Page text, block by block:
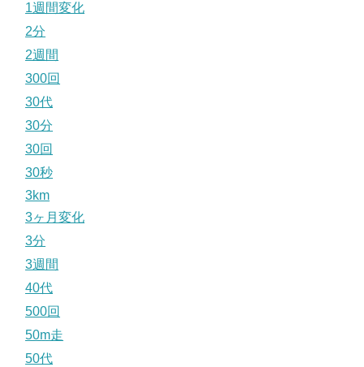
1週間変化
2分
2週間
300回
30代
30分
30回
30秒
3km
3ヶ月変化
3分
3週間
40代
500回
50m走
50代